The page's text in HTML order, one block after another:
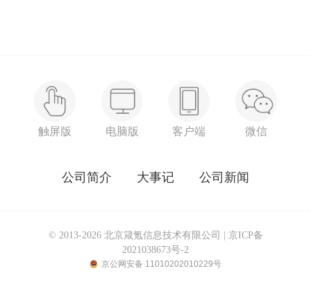
触屏版 电脑版 客户端 微信
公司简介 大事记 公司新闻
© 2013-2026 北京箴氪信息技术有限公司 | 京ICP备
2021038673号-2
京公网安备 11010202010229号